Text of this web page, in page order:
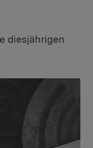
diesjährigen